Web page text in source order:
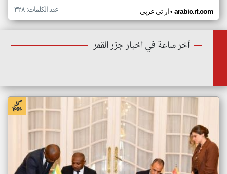
ار تي عربي• arabic.rt.com عدد الكلمات: ٣٢٨
أخر ساعة في اخبار جزر القمر